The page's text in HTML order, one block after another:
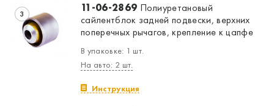
3 11-06-2869 Полиуретановый
сайлентблок задней подвески, верхних
поперечных рычагов, крепление к цапфе
В упаковке: 1 шт.
На авто: 2 шт.
Инструкция